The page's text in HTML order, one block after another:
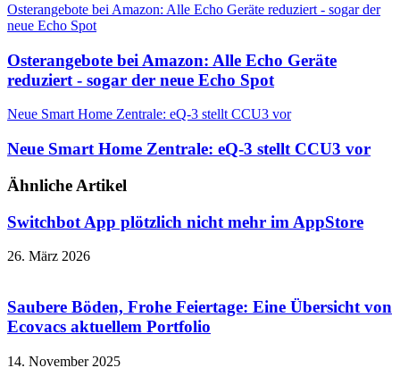
Osterangebote bei Amazon: Alle Echo Geräte reduziert - sogar der
neue Echo Spot
Osterangebote bei Amazon: Alle Echo Geräte
reduziert - sogar der neue Echo Spot
Neue Smart Home Zentrale: eQ-3 stellt CCU3 vor
Neue Smart Home Zentrale: eQ-3 stellt CCU3 vor
Ähnliche Artikel
Switchbot App plötzlich nicht mehr im AppStore
26. März 2026
Saubere Böden, Frohe Feiertage: Eine Übersicht von
Ecovacs aktuellem Portfolio
14. November 2025